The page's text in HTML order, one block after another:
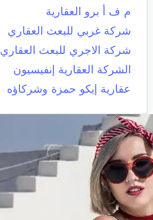
م ف أ برو العقارية
شركة غربي للبعث العقاري
شركة الاجري للبعث العقاري
الشركة العقارية إنفيسيون
عقارية إيكو حمزة وشركاؤه